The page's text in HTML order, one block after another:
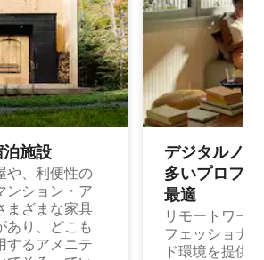
施⁠設
や、利便性の
ンション・ア
まざまな家具
あり、どこも
するアメニテ
デジタルノ
多⁠いプ⁠ロ⁠フ⁠
最⁠適
リモートワー
フェッショナ
ド環境を提供